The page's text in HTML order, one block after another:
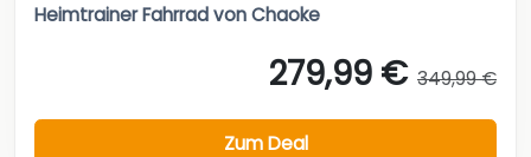
Heimtrainer Fahrrad von Chaoke
279,99 € 349,99 €
Zum Deal